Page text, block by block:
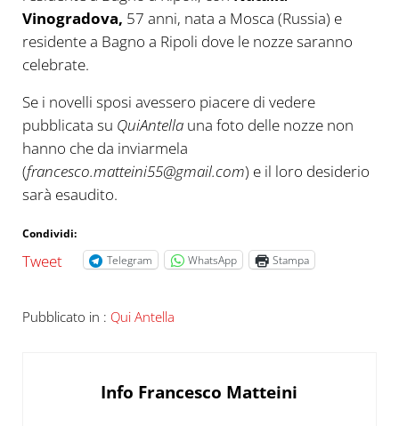
Vinogradova, 57 anni, nata a Mosca (Russia) e
residente a Bagno a Ripoli dove le nozze saranno
celebrate.
Se i novelli sposi avessero piacere di vedere
pubblicata su QuiAntellauna foto delle nozze non
hanno che da inviarmela
(francesco.matteini55@gmail.com) e il loro desiderio
sarà esaudito.
Condividi:
Tweet Telegram WhatsApp Stampa
Pubblicato in : Qui Antella
Info Francesco Matteini